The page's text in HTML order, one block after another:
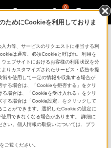
0
いな」も
」も
ためにCookieを利用しておりま
力等、サービスのリクエストに相当する利
は通常、必須Cookieと呼ばれ、利用を
ェブサイトにおけるお客様の利用状況を分
りカスタマイズされたサービス・広告を提
を使用して一定の情報を収集する場合が
る場合は、「Cookieを拒否する」をクリ
場合は、「Cookieを受け入れる」をクリ
る場合は「Cookie設定」をクリックして
とができます。選択したCookieの設定に
用できなくなる場合があります。 詳細に
い。個人情報の取扱いについては、プラ
をご覧ください。